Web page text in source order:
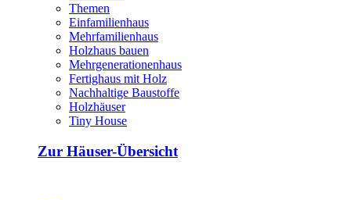
Themen
Einfamilienhaus
Mehrfamilienhaus
Holzhaus bauen
Mehrgenerationenhaus
Fertighaus mit Holz
Nachhaltige Baustoffe
Holzhäuser
Tiny House
Zur Häuser-Übersicht